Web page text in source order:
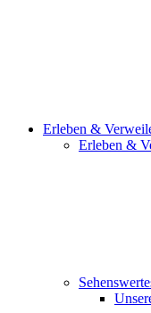
Erleben &
Erleben &